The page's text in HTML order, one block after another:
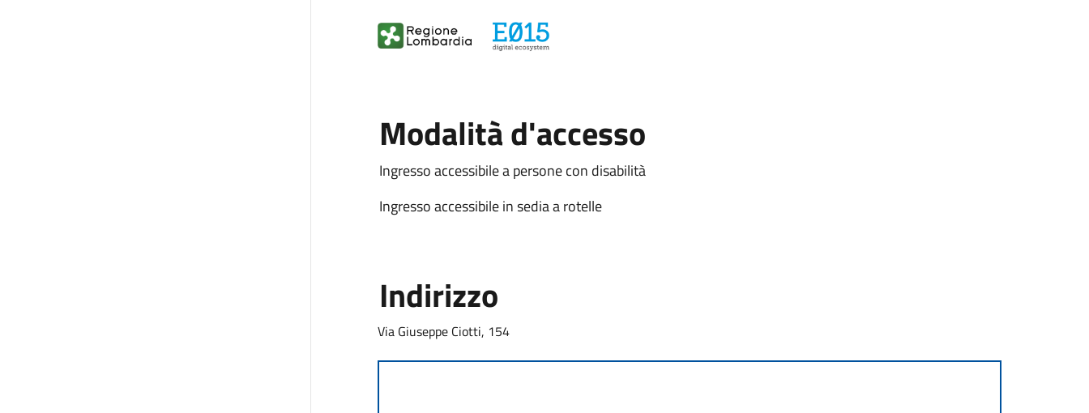
Modalità d'accesso
Ingresso accessibile a persone con disabilità
Ingresso accessibile in sedia a rotelle
Indirizzo
Via Giuseppe Ciotti, 154